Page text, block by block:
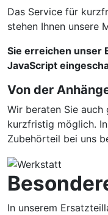
Das Service für
stehen Ihnen unsere
Sie erreichen unser
JavaScript
Von der
Wir beraten Sie auch
kurzfristig möglich.
Zubehörteil bei uns
In unserem